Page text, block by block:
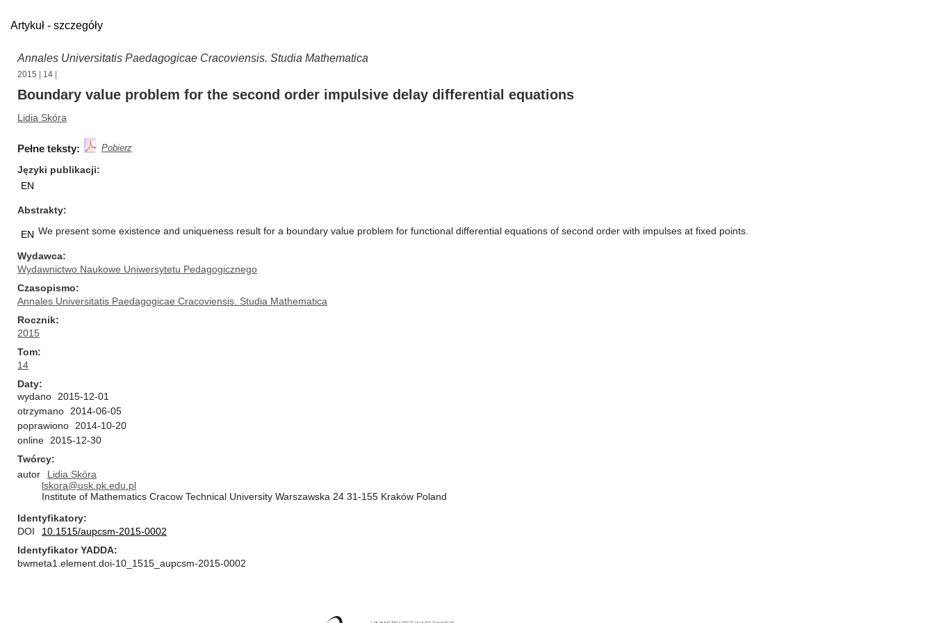
Artykuł - szczegóły
Annales Universitatis Paedagogicae Cracoviensis. Studia Mathematica
2015 14
Boundary value problem for the second order impulsive delay differential equations
Lidia Skóra
Pełne teksty: Pobierz
Języki publikacji
EN
Abstrakty
EN We present some existence and uniqueness result for a boundary value problem for functional differential equations of second order with impulses at fixed points.
Wydawca
Wydawnictwo Naukowe Uniwersytetu Pedagogicznego
Czasopismo
Annales Universitatis Paedagogicae Cracoviensis. Studia Mathematica
Rocznik
2015
Tom
14
Daty
wydano
2015-12-01
otrzymano
2014-06-05
poprawiono
2014-10-20
online
2015-12-30
Twórcy
autor
Lidia Skóra
lskora@usk.pk.edu.pl
Institute of Mathematics Cracow Technical University Warszawska 24 31-155 Kraków Poland
Identyfikatory
DOI
10.1515/aupcsm-2015-0002
Identyfikator YADDA
bwmeta1.element.doi-10_1515_aupcsm-2015-0002